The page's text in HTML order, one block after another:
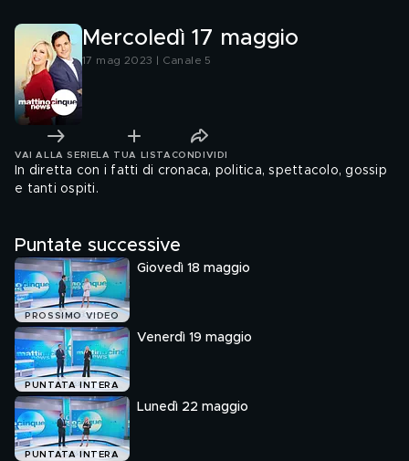
Mercoledì 17 maggio
17 mag 2023 | Canale 5
VAI ALLA SERIE LA TUA LISTA CONDIVIDI
In diretta con i fatti di cronaca, politica, spettacolo, gossip
e tanti ospiti.
Puntate successive
PROSSIMO VIDEO
Giovedì 18 maggio
PUNTATA INTERA
Venerdì 19 maggio
PUNTATA INTERA
Lunedì 22 maggio